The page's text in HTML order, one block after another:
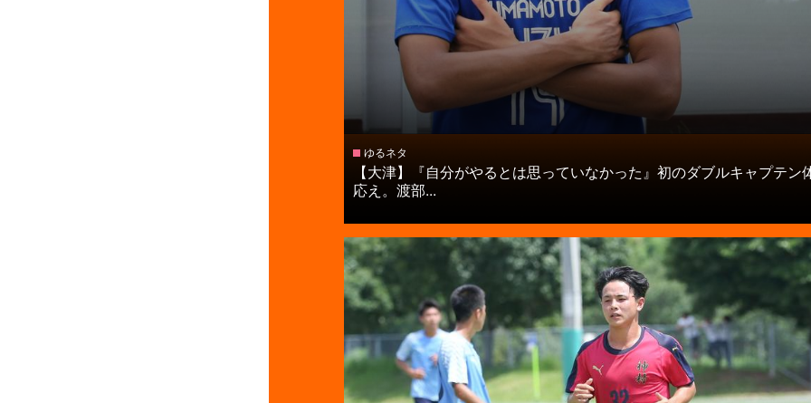
ゆるネタ
【大津】『自分がやるとは思っていなかった』初のダブルキャプテン
応え。渡部...